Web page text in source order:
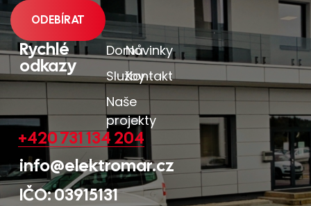
Rychlé
odkazy
Domů
Služby
Naše
projekty
Novinky
Kontakt
+420 731 134 204
info@elektromar.cz
IČO: 03915131